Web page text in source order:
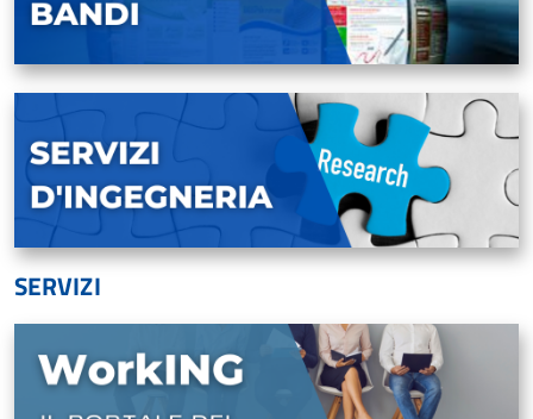
SERVIZI